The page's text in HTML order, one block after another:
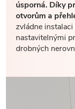
úsporná. Díky
otvorům a
zvládne
nastavitelnými
drobných